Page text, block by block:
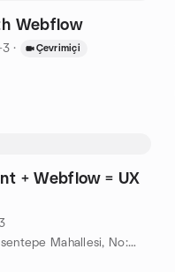
Webflow
· Çevrimiçi
+ Webflow = UX
ING İnovasyon Merkezi, Esentepe Mahallesi, No:4 Polat Plaza Esentepe, Ali Kaya Sk., 34394 Şişli/İstanbul, Şişli, Istanbul, al, TR